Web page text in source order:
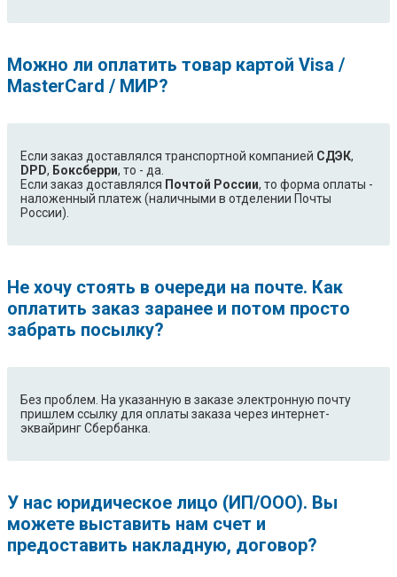
Avant
ESAM 5500.P Perfecta
Можно ли оплатить товар картой Visa /
MasterCard / МИР?
Если заказ доставлялся транспортной компанией СДЭК,
DPD, Боксберри, то - да.
Если заказ доставлялся Почтой России, то форма оплаты -
наложенный платеж (наличными в отделении Почты
России).
Не хочу стоять в очереди на почте. Как
оплатить заказ заранее и потом просто
забрать посылку?
Без проблем. На указанную в заказе электронную почту
пришлем ссылку для оплаты заказа через интернет-
эквайринг Сбербанка.
У нас юридическое лицо (ИП/ООО). Вы
можете выставить нам счет и
предоставить накладную, договор?